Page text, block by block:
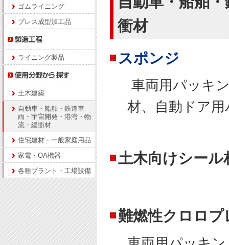
衝材
スポンジ
車両用パッキ
材、自動ドア
土木向けシール
難燃性クロロプ
ゴムライニング
プレス成型加工品
ライニング製品
土木建築
自動車・船舶・鉄道車
両・宇宙開発・港湾・物
流・緩衝材
住宅建材・一般家庭用品
家電・OA機器
各種プラント・工場設備